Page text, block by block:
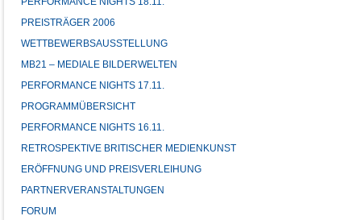
PREISTRÄGER 2006
WETTBEWERBSAUSSTELLUNG
MB21 – MEDIALE BILDERWELTEN
PERFORMANCE NIGHTS 17.11.
PROGRAMMÜBERSICHT
PERFORMANCE NIGHTS 16.11.
RETROSPEKTIVE BRITISCHER MEDIENKUNST
ERÖFFNUNG UND PREISVERLEIHUNG
PARTNERVERANSTALTUNGEN
FORUM